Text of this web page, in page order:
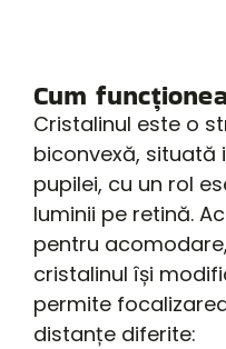
Cum
Cristalinul este o
biconvexă,
pupilei, cu un rol
luminii pe retină.
pentru
cristalinul își
permite
distanțe diferite: